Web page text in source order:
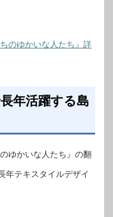
のゆかいな人たち』詳
年活躍する島
ゆかいな人たち』の翻
年テキスタイルデザイ